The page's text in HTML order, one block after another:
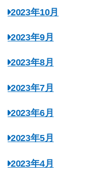
2023年10月
2023年9月
2023年8月
2023年7月
2023年6月
2023年5月
2023年4月